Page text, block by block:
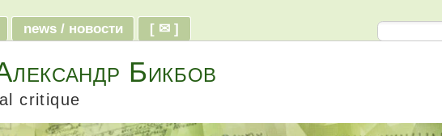
news / новости [ ✉ ]
Бикбов
critique